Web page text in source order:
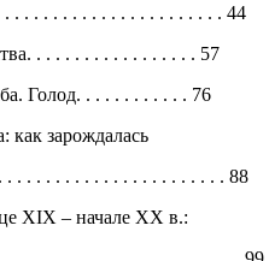
. . . . . . . . . . . . . . . . . . . . . . 44
. . . . . . . . . . . . . . . . . 57
Голод. . . . . . . . . . . . 76
как зарождалась
. . . . . . . . . . . . . . . . . . . . . . 88
XIX – начале XX в.: